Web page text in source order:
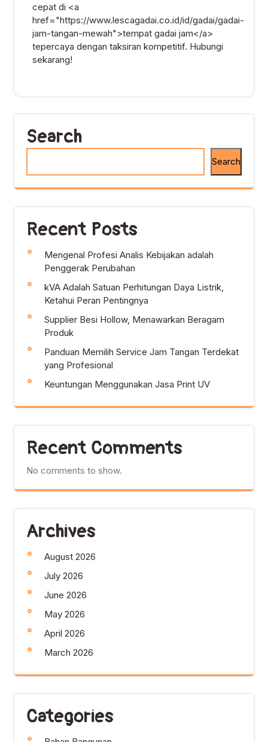
cepat di <a
href="https://www.lescagadai.co.id/id/gadai/gadai-
jam-tangan-mewah">tempat gadai jam</a>
tepercaya dengan taksiran kompetitif. Hubungi
sekarang!
Search
Search
Recent Posts
Mengenal Profesi Analis Kebijakan adalah
Penggerak Perubahan
kVA Adalah Satuan Perhitungan Daya Listrik,
Ketahui Peran Pentingnya
Supplier Besi Hollow, Menawarkan Beragam
Produk
Panduan Memilih Service Jam Tangan Terdekat
yang Profesional
Keuntungan Menggunakan Jasa Print UV
Recent Comments
No comments to show.
Archives
August 2026
July 2026
June 2026
May 2026
April 2026
March 2026
Categories